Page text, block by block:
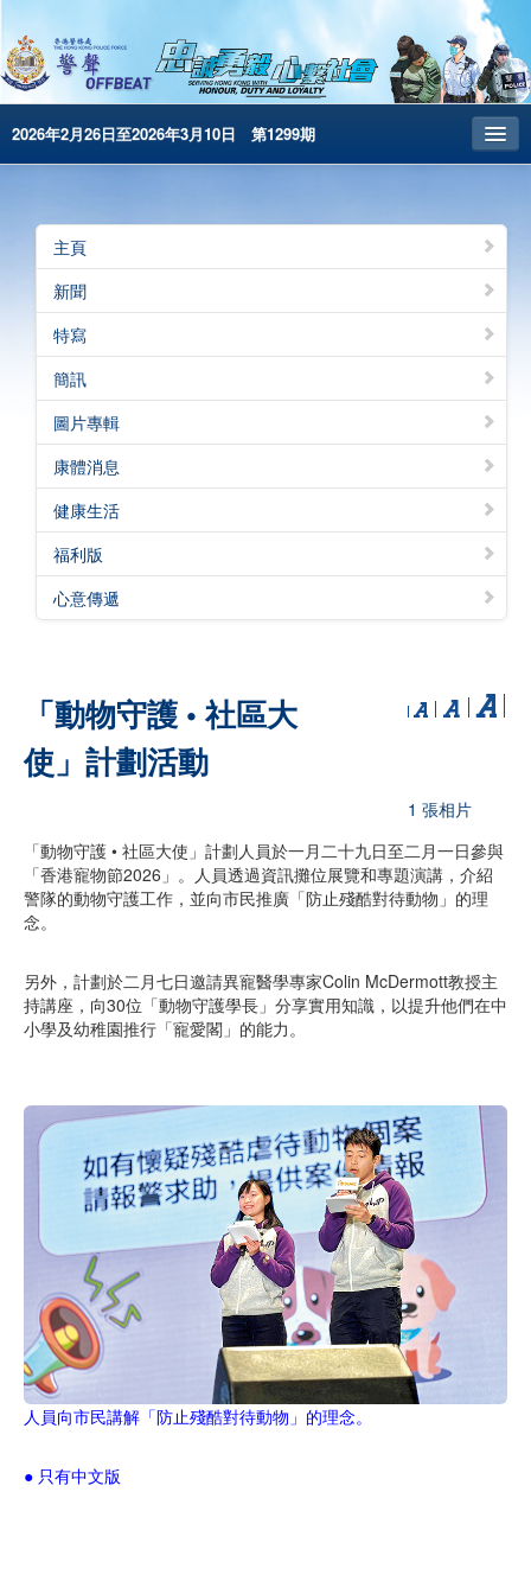
2026年2月26日至2026年3月10日 第1299期
昔日警聲
警務處主頁
简体版
English
電子書版
警聲特刊
主頁
新聞
特寫
簡訊
圖片專輯
康體消息
健康生活
福利版
心意傳遞
「動物守護 • 社區大
使」計劃活動
1 張相片
「動物守護 • 社區大使」計劃人員於一月二十九日至二月一日參與
「香港寵物節2026」。人員透過資訊攤位展覽和專題演講，介紹
警隊的動物守護工作，並向市民推廣「防止殘酷對待動物」的理
念。
另外，計劃於二月七日邀請異寵醫學專家Colin McDermott教授主
持講座，向30位「動物守護學長」分享實用知識，以提升他們在中
小學及幼稚園推行「寵愛閣」的能力。
人員向市民講解「防止殘酷對待動物」的理念。
● 只有中文版